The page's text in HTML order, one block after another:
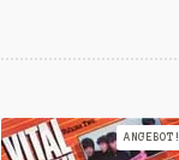
ANGEBOT!